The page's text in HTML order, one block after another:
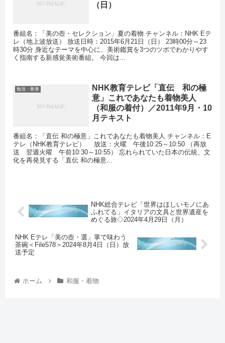
（日）
番組名：「美の壺・セレクション」夏の着物 チャンネル：NHK Eテ
レ（地上波放送） 放送日時：2015年6月21日（日） 23時00分～23
時30分 身近なテーマを中心に、美術鑑賞を3つのツボでわかりやす
く指南する新感覚美術番組。 今回は...
勉強・教養
NHK教育テレビ「直伝 和の極
意」これであなたも着物美人
（和服の着付）／2011年9月・10
月テキスト
番組名：「直伝 和の極意」これであなたも着物美人 チャンネル：E
テレ（NHK教育テレビ） 放送：火曜 午後10:25～10:50 （再放
送 翌週火曜 午前10:30～10:55） 忘れられていた日本の伝統、文
化を再発見する「直伝 和の極意...
NHK総合テレビ「世界はほしいモノにあ
ふれてる」イタリアの文具と世界遺産を
めぐる旅◇2024年4月29日（月）
NHK Eテレ「美の壺・選」掌で味わう
茶碗＜File578＞2024年8月4日（日）放
送予定
ホーム 和服・着物